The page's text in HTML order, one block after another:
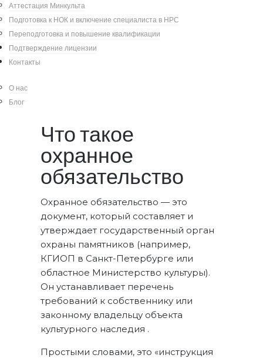
Аттестация Минкульта
Подготовка к НОК и включение специалиста в НРС
Переподготовка и повышение квалификации
Подтверждение лицензии
Контакты
О нас
Блог
выполнении реставрационных и
строительно-ремонтных работ —
охранное обязательство. Разберемся,
как узнать, выдавалось ли оно на ваш
Что такое
охранное
обязательство
Охранное обязательство — это
документ, который составляет и
утверждает государственный орган
охраны памятников (например,
КГИОП в Санкт-Петербурге или
областное Министерство культуры).
Он устанавливает перечень
требований к собственнику или
законному владельцу объекта
культурного наследия .
Простыми словами, это «инструкция